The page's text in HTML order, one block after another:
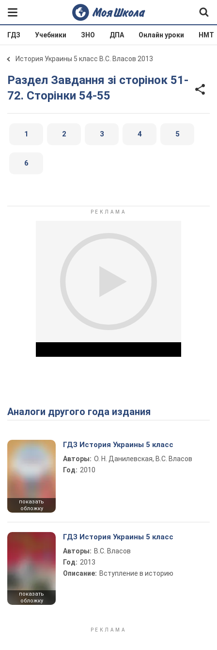
ГДЗ Учебники ЗНО ДПА Онлайн уроки НМТ
История Украины 5 класс В.С. Власов 2013
Раздел Завдання зі сторінок 51-
72. Сторінки 54-55
1 2 3 4 5
6
Play Video
Аналоги другого года издания
показать
обложку
ГДЗ История Украины 5 класс
Авторы: О. Н. Данилевская, В.С. Власов
Год: 2010
показать
обложку
ГДЗ История Украины 5 класс
Авторы: В.С. Власов
Год: 2013
Описание: Вступление в историю